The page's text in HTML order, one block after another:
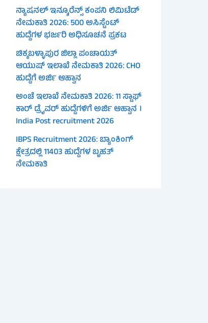
ನ್ಯಾಷನಲ್ ಇನ್ಶೂರೆನ್ಸ್ ಕಂಪನಿ ಲಿಮಿಟೆಡ್
ನೇಮಕಾತಿ 2026: 500 ಅಸಿಸ್ಟೆಂಟ್
ಹುದ್ದೆಗಳ ಭರ್ಜರಿ ಅಧಿಸೂಚನೆ ಪ್ರಕಟ
ಚಿಕ್ಕಬಳ್ಳಾಪುರ ಜಿಲ್ಲಾ ಪಂಚಾಯತ್
ಆಯುಷ್ ಇಲಾಖೆ ನೇಮಕಾತಿ 2026: CHO
ಹುದ್ದೆಗೆ ಅರ್ಜಿ ಆಹ್ವಾನ
ಅಂಚೆ ಇಲಾಖೆ ನೇಮಕಾತಿ 2026: 11 ಸ್ಟಾಫ್
ಕಾರ್ ಡ್ರೈವರ್ ಹುದ್ದೆಗಳಿಗೆ ಅರ್ಜಿ ಆಹ್ವಾನ ।
India Post recruitment 2026
IBPS Recruitment 2026: ಬ್ಯಾಂಕಿಂಗ್
ಕ್ಷೇತ್ರದಲ್ಲಿ 11403 ಹುದ್ದೆಗಳ ಬೃಹತ್
ನೇಮಕಾತಿ